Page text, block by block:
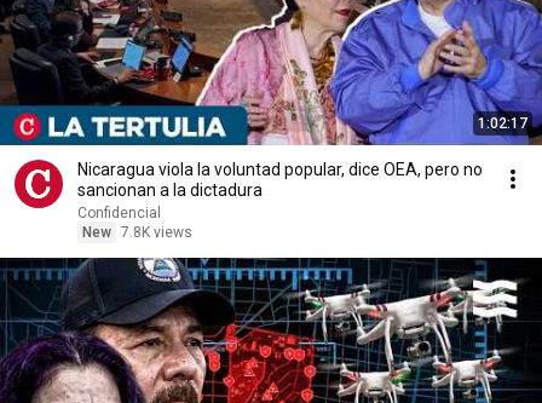
1:02:17
Nicaragua viola la voluntad popular, dice OEA, pero no
sancionan a la dictadura
Confidencial
New 7.8K views